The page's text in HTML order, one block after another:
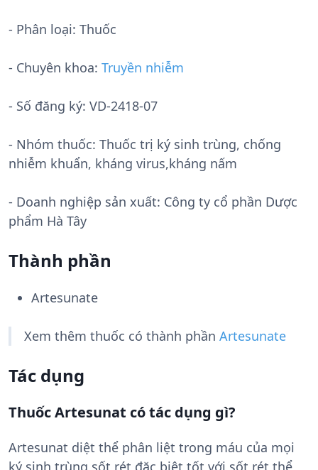
- Phân loại: Thuốc
- Chuyên khoa: Truyền nhiễm
- Số đăng ký: VD-2418-07
- Nhóm thuốc: Thuốc trị ký sinh trùng, chống
nhiễm khuẩn, kháng virus,kháng nấm
- Doanh nghiệp sản xuất: Công ty cổ phần Dược
phẩm Hà Tây
Thành phần
Artesunate
Xem thêm thuốc có thành phần Artesunate
Tác dụng
Thuốc Artesunat có tác dụng gì?
Artesunat diệt thể phân liệt trong máu của mọi
ký sinh trùng sốt rét đặc biệt tốt với sốt rét thể